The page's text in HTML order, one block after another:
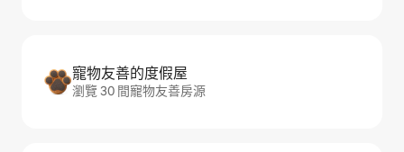
寵物友善的度假屋
瀏覽 30 間寵物友善房源